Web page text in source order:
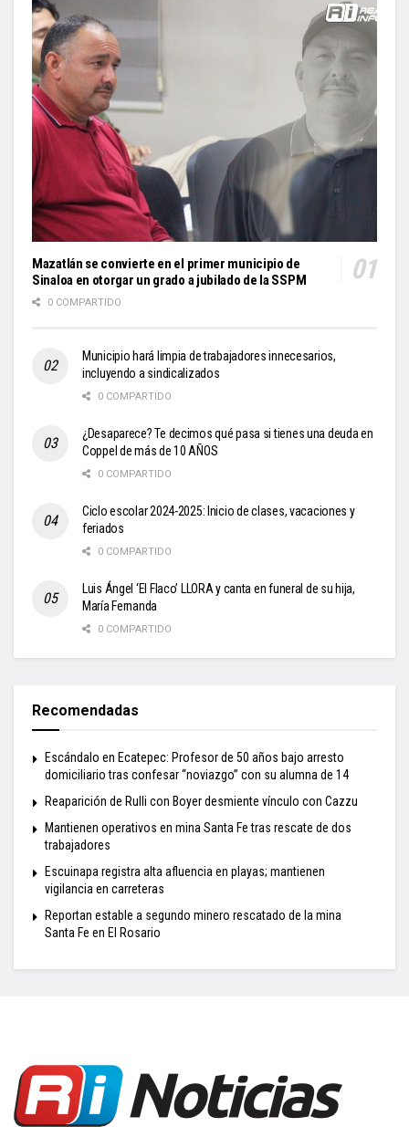
Mazatlán se convierte en el primer municipio de
Sinaloa en otorgar un grado a jubilado de la SSPM
0 COMPARTIDO
Municipio hará limpia de trabajadores innecesarios,
incluyendo a sindicalizados
0 COMPARTIDO
¿Desaparece? Te decimos qué pasa si tienes una deuda en
Coppel de más de 10 AÑOS
0 COMPARTIDO
Ciclo escolar 2024-2025: Inicio de clases, vacaciones y
feriados
0 COMPARTIDO
Luis Ángel ‘El Flaco’ LLORA y canta en funeral de su hija,
María Fernanda
0 COMPARTIDO
Recomendadas
Escándalo en Ecatepec: Profesor de 50 años bajo arresto
domiciliario tras confesar “noviazgo” con su alumna de 14
Reaparición de Rulli con Boyer desmiente vínculo con Cazzu
Mantienen operativos en mina Santa Fe tras rescate de dos
trabajadores
Escuinapa registra alta afluencia en playas; mantienen
vigilancia en carreteras
Reportan estable a segundo minero rescatado de la mina
Santa Fe en El Rosario